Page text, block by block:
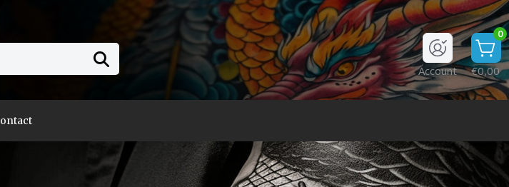
0
€0,00
Account